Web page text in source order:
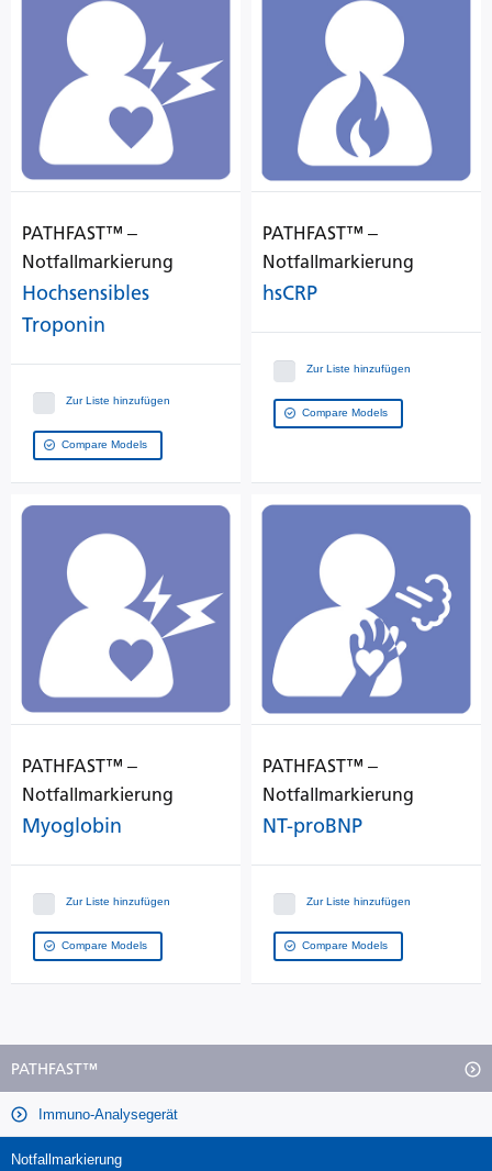
PATHFAST™ ‒
Notfallmarkierung
Hochsensibles
Troponin
Zur Liste hinzufügen
Compare Models
PATHFAST™ ‒
Notfallmarkierung
hsCRP
Zur Liste hinzufügen
Compare Models
PATHFAST™ ‒
Notfallmarkierung
Myoglobin
Zur Liste hinzufügen
Compare Models
PATHFAST™ ‒
Notfallmarkierung
NT-proBNP
Zur Liste hinzufügen
Compare Models
PATHFAST™
Immuno-Analysegerät
Notfallmarkierung